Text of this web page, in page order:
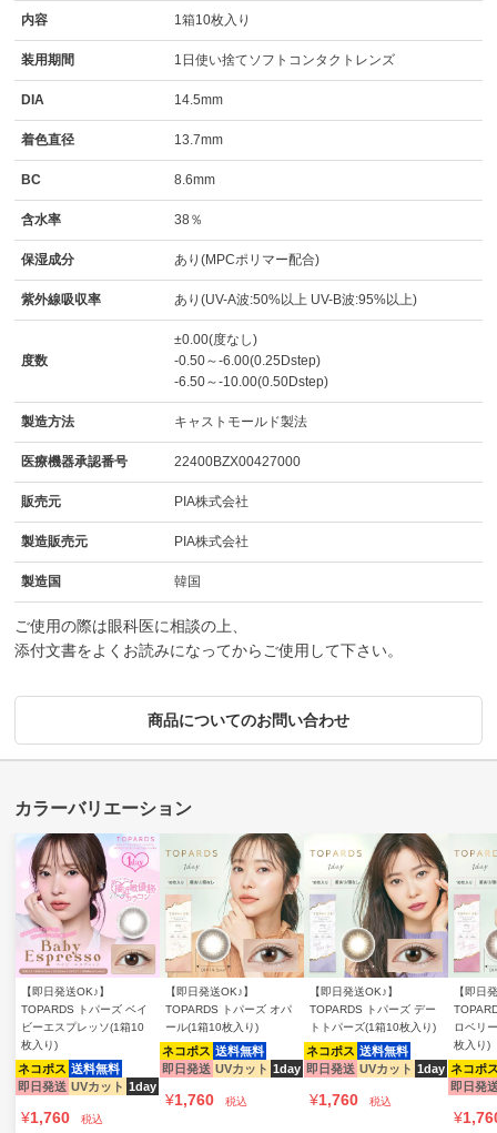
内容 1箱10枚入り
装用期間 1日使い捨てソフトコンタクトレンズ
DIA 14.5mm
着色直径 13.7mm
BC 8.6mm
含水率 38％
保湿成分 あり(MPCポリマー配合)
紫外線吸収率 あり(UV-A波:50%以上 UV-B波:95%以上)
度数
±0.00(度なし)
-0.50～-6.00(0.25Dstep)
-6.50～-10.00(0.50Dstep)
製造方法 キャストモールド製法
医療機器承認番号 22400BZX00427000
販売元 PIA株式会社
製造販売元 PIA株式会社
製造国 韓国
ご使用の際は眼科医に相談の上、
添付文書をよくお読みになってからご使用して下さい。
商品についてのお問い合わせ
【即日発送OK♪】
TOPARDS トパーズ ベイ
ビーエスプレッソ(1箱10
枚入り)
ネコポス 送料無料
即日発送 UVカット 1day
¥1,760 税込
【即日発送OK♪】
TOPARDS トパーズ オパ
ール(1箱10枚入り)
ネコポス 送料無料
即日発送 UVカット 1day
¥1,760 税込
【即日発送OK♪】
TOPARDS トパーズ デー
トトパーズ(1箱10枚入り)
ネコポス 送料無料
即日発送 UVカット 1day
¥1,760 税込
【即日
ロベリ
枚入り)
ネコポ
即日発
¥